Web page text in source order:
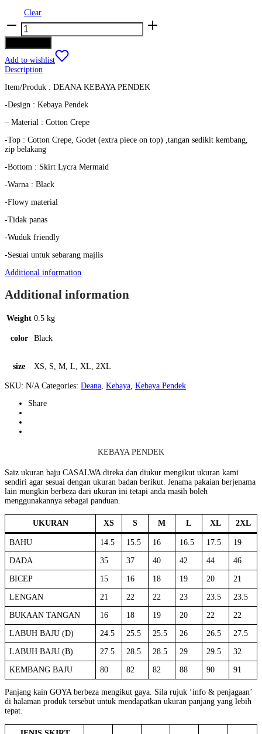
Clear
Deana
Kebaya
Pendek
-
Black
Add to wishlist
Description
Item/Produk : DEANA KEBAYA PENDEK
-Design : Kebaya Pendek
– Material : Cotton Crepe
-Top : Cotton Crepe, Godet (extra piece on top) ,tangan sedikit kembang,
zip belakang
-Bottom : Skirt Lycra Mermaid
-Warna : Black
-Flowy material
-Tidak panas
-Wuduk friendly
-Sesuai untuk sebarang majlis
Additional information
Additional information
Weight 0.5 kg
color Black
size XS, S, M, L, XL, 2XL
SKU: N/A Categories: Deana, Kebaya, Kebaya Pendek
Share
KEBAYA PENDEK
Saiz ukuran baju CASALWA direka dan diukur mengikut ukuran kami
sendiri agar sesuai dengan ukuran badan berikut. Jenama pakaian berjenama
lain mungkin berbeza dari ukuran ini tetapi anda masih boleh
menggunakannya sebagai panduan.
UKURAN XS S M L XL 2XL
BAHU 14.5 15.5 16 16.5 17.5 19
DADA 35 37 40 42 44 46
BICEP 15 16 18 19 20 21
LENGAN 21 22 22 23 23.5 23.5
BUKAAN TANGAN 16 18 19 20 22 22
LABUH BAJU (D) 24.5 25.5 25.5 26 26.5 27.5
LABUH BAJU (B) 27.5 28.5 28.5 29 29.5 32
KEMBANG BAJU 80 82 82 88 90 91
Panjang kain GOYA berbeza mengikut gaya. Sila rujuk ‘info & penjagaan’
di halaman produk tersebut untuk mendapatkan ukuran panjang yang lebih
tepat.